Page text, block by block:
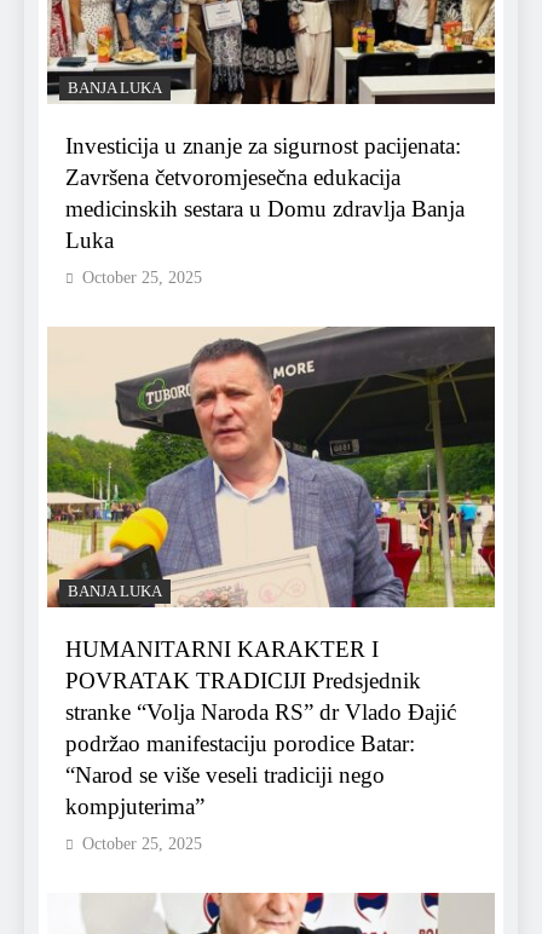
BANJA LUKA
Investicija u znanje za sigurnost pacijenata:
Završena četvoromjesečna edukacija
medicinskih sestara u Domu zdravlja Banja
Luka
October 25, 2025
BANJA LUKA
HUMANITARNI KARAKTER I
POVRATAK TRADICIJI Predsjednik
stranke “Volja Naroda RS” dr Vlado Đajić
podržao manifestaciju porodice Batar:
“Narod se više veseli tradiciji nego
kompjuterima”
October 25, 2025